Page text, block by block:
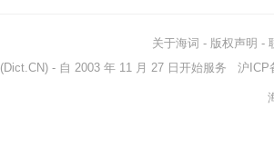
关于海词 - 版权声明 -
(Dict.CN) - 自 2003 年 11 月 27 日开始服务 沪ICP